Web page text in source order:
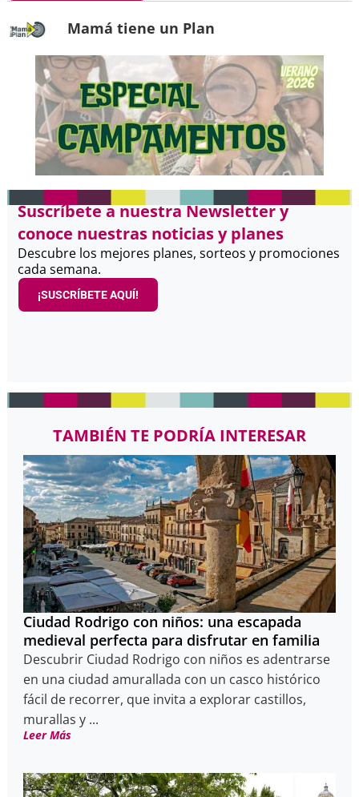
Mamá tiene un Plan
Suscríbete a nuestra Newsletter y
conoce nuestras noticias y planes
Descubre los mejores planes, sorteos y promociones
cada semana.
¡SUSCRÍBETE AQUÍ!
TAMBIÉN TE PODRÍA INTERESAR
Ciudad Rodrigo con niños: una escapada
medieval perfecta para disfrutar en familia
Descubrir Ciudad Rodrigo con niños es adentrarse
en una ciudad amurallada con un casco histórico
fácil de recorrer, que invita a explorar castillos,
murallas y ...
Leer Más